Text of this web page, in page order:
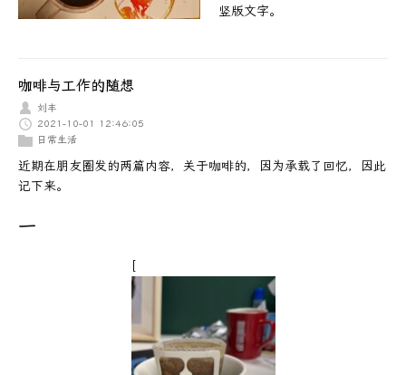
竖版文字。
咖啡与工作的随想
刘丰
2021-10-01 12:46:05
日常生活
近期在朋友圈发的两篇内容，关于咖啡的，因为承载了回忆，因此
记下来。
一
[